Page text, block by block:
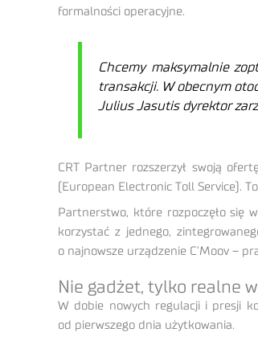
formalności operacyjne.
Chcemy maksymalnie
transakcji. W obecnym
Julius Jasutis dyrektor
CRT Partner rozszerzył swoją
(European Electronic Toll Service).
Partnerstwo, które rozpoczęło się
korzystać z jednego,
o najnowsze urządzenie C’Moov –
Nie gadżet, tylko realne
W dobie nowych regulacji i presji
od pierwszego dnia użytkowania.